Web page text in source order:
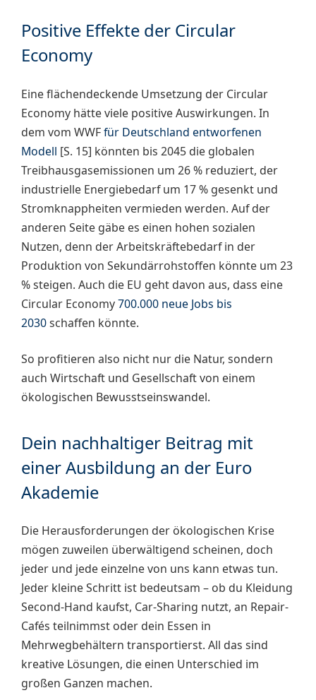
Positive Effekte der Circular
Economy
Eine flächendeckende Umsetzung der Circular
Economy hätte viele positive Auswirkungen. In
dem vom WWFfür Deutschland entworfenen
Modell [S. 15] könnten bis 2045 die globalen
Treibhausgasemissionen um 26 % reduziert, der
industrielle Energiebedarf um 17 % gesenkt und
Stromknappheiten vermieden werden. Auf der
anderen Seite gäbe es einen hohen sozialen
Nutzen, denn der Arbeitskräftebedarf in der
Produktion von Sekundärrohstoffen könnte um 23
% steigen. Auch die EU geht davon aus, dass eine
Circular Economy700.000 neue Jobs bis
2030schaffen könnte.
So profitieren also nicht nur die Natur, sondern
auch Wirtschaft und Gesellschaft von einem
ökologischen Bewusstseinswandel.
Dein nachhaltiger Beitrag mit
einer Ausbildung an der Euro
Akademie
Die Herausforderungen der ökologischen Krise
mögen zuweilen überwältigend scheinen, doch
jeder und jede einzelne von uns kann etwas tun.
Jeder kleine Schritt ist bedeutsam – ob du Kleidung
Second-Hand kaufst, Car-Sharing nutzt, an Repair-
Cafés teilnimmst oder dein Essen in
Mehrwegbehältern transportierst. All das sind
kreative Lösungen, die einen Unterschied im
großen Ganzen machen.